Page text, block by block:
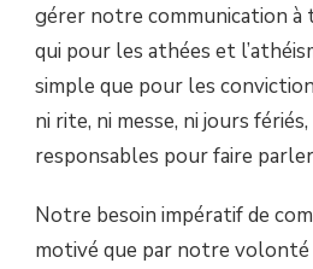
gérer notre communication à
qui pour les athées et
simple que pour les
ni rite, ni messe, ni jours
responsables pour faire
Notre besoin impératif de
motivé que par notre volonté